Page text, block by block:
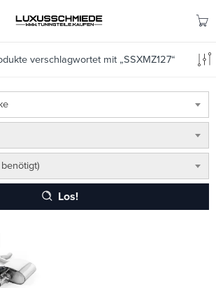
verschlagwortet mit „SSXMZ127“
Los!